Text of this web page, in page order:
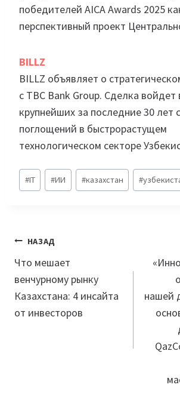
победителей AICA Awards 2025
перспективный проект
BILLZ
BILLZ объявляет о
с TBC Bank Group. Сделка войдет
крупнейших за последние 30 лет
поглощений в быстрорастущем
технологическом секторе
Метки
записи:
#IT #ИИ #казахстан #
Навигация
по
записям
НАЗАД
Что мешает
венчурному рынку
Казахстана: 4 инсайта
от инвесторов
нашей